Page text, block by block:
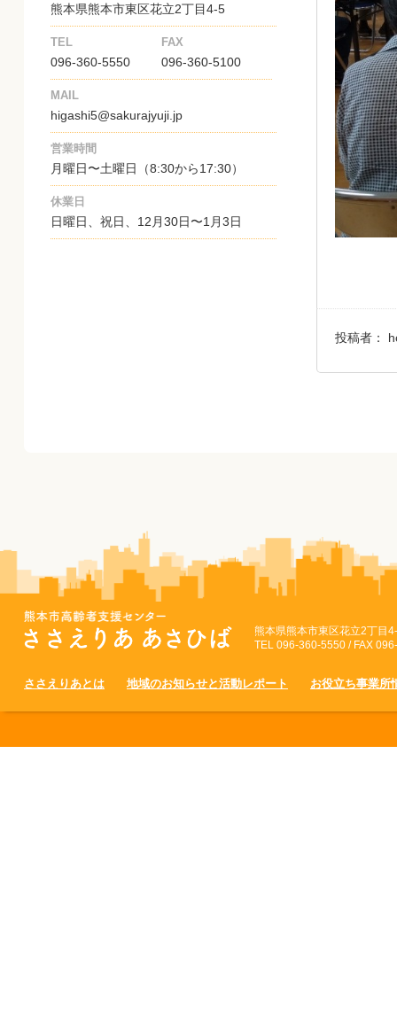
投稿者：
熊本県熊本市東区花立2丁目4-5
TEL
096-360-5550
FAX
096-360-5100
MAIL
higashi5@sakurajyuji.jp
営業時間
月曜日〜土曜日（8:30から17:30）
休業日
日曜日、祝日、12月30日〜1月3日
熊本県熊本市東区花立2丁目
TEL 096-360-5550 / FAX
ささえりあとは 地域のお知らせと活動レポート お役立ち事業所